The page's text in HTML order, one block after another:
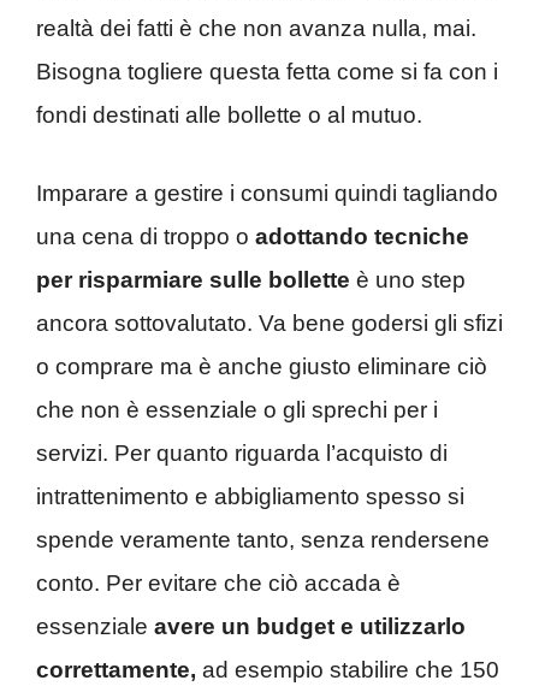
realtà dei fatti è che non avanza nulla, mai.
Bisogna togliere questa fetta come si fa con i
fondi destinati alle bollette o al mutuo.
Imparare a gestire i consumi quindi tagliando
una cena di troppo o adottando tecniche
per risparmiare sulle bollette è uno step
ancora sottovalutato. Va bene godersi gli sfizi
o comprare ma è anche giusto eliminare ciò
che non è essenziale o gli sprechi per i
servizi. Per quanto riguarda l’acquisto di
intrattenimento e abbigliamento spesso si
spende veramente tanto, senza rendersene
conto. Per evitare che ciò accada è
essenziale avere un budget e utilizzarlo
correttamente, ad esempio stabilire che 150